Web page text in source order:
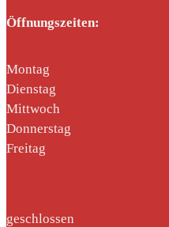
Öffnungszeiten:
Montag
Dienstag
Mittwoch
Donnerstag
Freitag
geschlossen